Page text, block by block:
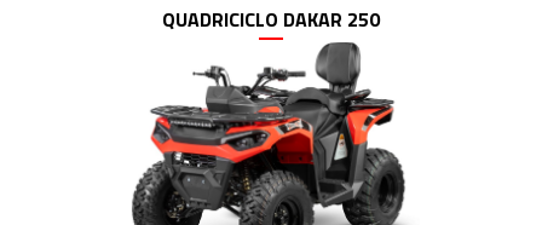
QUADRICICLO DAKAR 250